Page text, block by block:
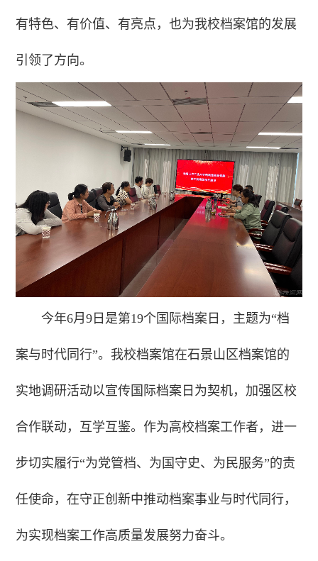
有特色、有价值、有亮点，也为我校档案馆的发展
引领了方向。
今年6月9日是第19个国际档案日，主题为“档
案与时代同行”。我校档案馆在石景山区档案馆的
实地调研活动以宣传国际档案日为契机，加强区校
合作联动，互学互鉴。作为高校档案工作者，进一
步切实履行“为党管档、为国守史、为民服务”的责
任使命，在守正创新中推动档案事业与时代同行，
为实现档案工作高质量发展努力奋斗。